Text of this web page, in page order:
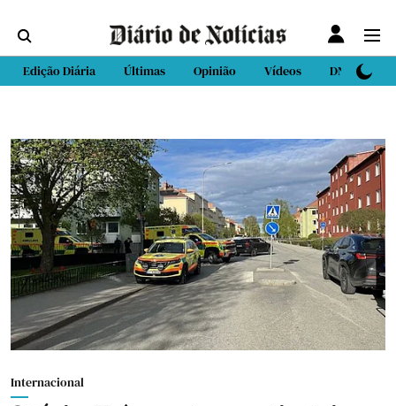
Edição Diária Últimas Opinião Vídeos DN Sport
Internacional